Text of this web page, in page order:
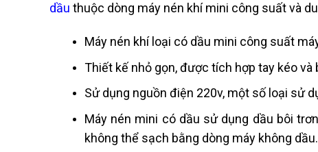
dầu thuộc dòng máy nén khí mini công suất và
Máy nén khí loại có dầu mini công suất
Thiết kế nhỏ gọn, được tích hợp tay kéo và
Sử dụng nguồn điện 220v, một số loại sử
Máy nén mini có dầu sử dụng dầu bôi
không thể sạch bằng dòng máy không dầu.